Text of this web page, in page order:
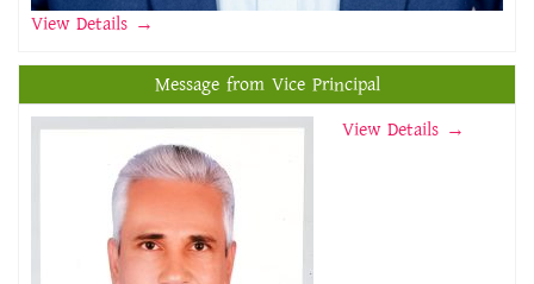
View Details →
Message from Vice Principal
View Details →